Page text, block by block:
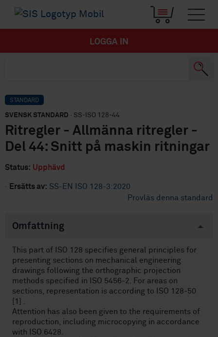
LOGGA IN
STANDARD
SVENSK STANDARD · SS-ISO 128-44
Ritregler - Allmänna ritregler -
Del 44: Snitt på maskin ritningar
Status: Upphävd
· Ersätts av: SS-EN ISO 128-3:2020
Provläs denna standard
Omfattning
This part of ISO 128 specifies general principles for
presenting sections on mechanical engineering
drawings following the orthographic projection
methods specified in ISO 5456-2. For areas on
sections, representation is according to ISO 128-50
[1] .
Attention has also been given to the requirements of
reproduction, including microcopying in accordance
with ISO 6428.